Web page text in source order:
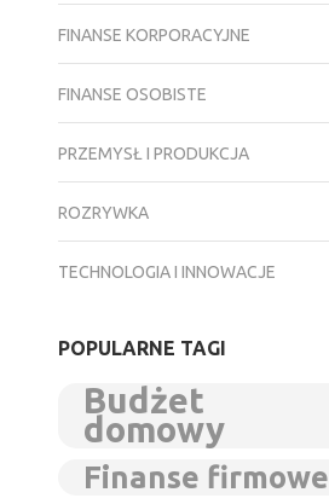
FINANSE KORPORACYJNE
FINANSE OSOBISTE
PRZEMYSŁ I PRODUKCJA
ROZRYWKA
TECHNOLOGIA I INNOWACJE
POPULARNE TAGI
Budżet
domowy
Finanse firmowe